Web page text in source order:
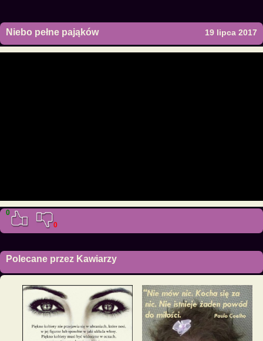
Niebo pełne pająków 19 lipca 2017
0
0
Polecane przez Kawiarzy